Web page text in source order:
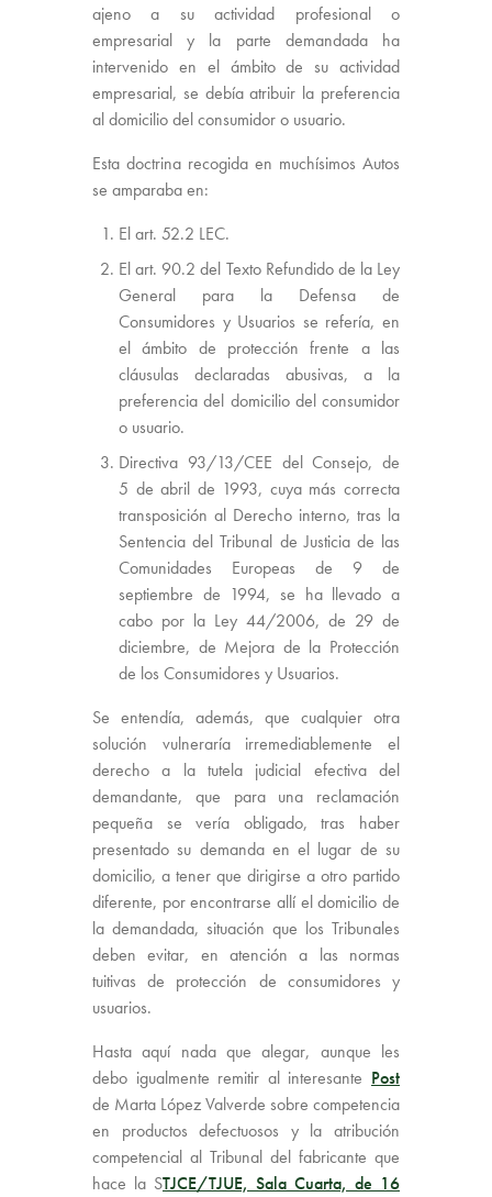
ajeno a su actividad profesional o
empresarial y la parte demandada ha
intervenido en el ámbito de su actividad
empresarial, se debía atribuir la preferencia
al domicilio del consumidor o usuario.
Esta doctrina recogida en muchísimos Autos
se amparaba en:
El art. 52.2 LEC.
El art. 90.2 del Texto Refundido de la Ley
General para la Defensa de
Consumidores y Usuarios se refería, en
el ámbito de protección frente a las
cláusulas declaradas abusivas, a la
preferencia del domicilio del consumidor
o usuario.
Directiva 93/13/CEE del Consejo, de
5 de abril de 1993, cuya más correcta
transposición al Derecho interno, tras la
Sentencia del Tribunal de Justicia de las
Comunidades Europeas de 9 de
septiembre de 1994, se ha llevado a
cabo por la Ley 44/2006, de 29 de
diciembre, de Mejora de la Protección
de los Consumidores y Usuarios.
Se entendía, además, que cualquier otra
solución vulneraría irremediablemente el
derecho a la tutela judicial efectiva del
demandante, que para una reclamación
pequeña se vería obligado, tras haber
presentado su demanda en el lugar de su
domicilio, a tener que dirigirse a otro partido
diferente, por encontrarse allí el domicilio de
la demandada, situación que los Tribunales
deben evitar, en atención a las normas
tuitivas de protección de consumidores y
usuarios.
Hasta aquí nada que alegar, aunque les
debo igualmente remitir al interesante Post
de Marta López Valverde sobre competencia
en productos defectuosos y la atribución
competencial al Tribunal del fabricante que
hace la STJCE/TJUE, Sala Cuarta, de 16